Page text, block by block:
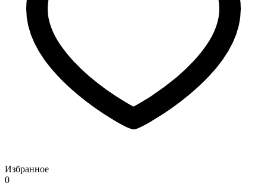
Избранное
0